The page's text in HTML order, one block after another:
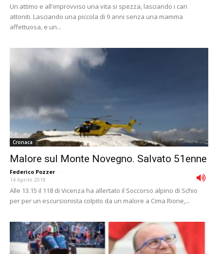
Un attimo e all'improvviso una vita si spezza, lasciando i cari
attoniti. Lasciando una piccola di 9 anni senza una mamma
affettuosa, e un...
Cronaca
Malore sul Monte Novegno. Salvato 51enne
Federico Pozzer -
14 Aprile 2018
Alle 13.15 il 118 di Vicenza ha allertato il Soccorso alpino di Schio
per per un escursionista colpito da un malore a Cima Rione,...